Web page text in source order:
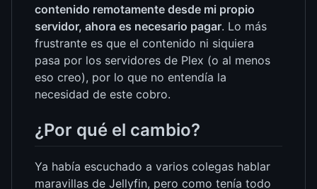
contenido remotamente desde mi propio
servidor, ahora es necesario pagar. Lo más
frustrante es que el contenido ni siquiera
pasa por los servidores de Plex (o al menos
eso creo), por lo que no entendía la
necesidad de este cobro.
¿Por qué el cambio?
Ya había escuchado a varios colegas hablar
maravillas de Jellyfin, pero como tenía todo